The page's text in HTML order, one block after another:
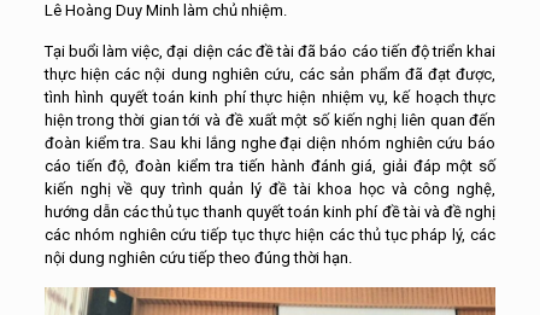
Lê Hoàng Duy Minh làm chủ nhiệm.
Tại buổi làm việc, đại diện các đề tài đã báo cáo tiến độ triển khai
thực hiện các nội dung nghiên cứu, các sản phẩm đã đạt được,
tình hình quyết toán kinh phí thực hiện nhiệm vụ, kế hoạch thực
hiện trong thời gian tới và đề xuất một số kiến nghị liên quan đến
đoàn kiểm tra. Sau khi lắng nghe đại diện nhóm nghiên cứu báo
cáo tiến độ, đoàn kiểm tra tiến hành đánh giá, giải đáp một số
kiến nghị về quy trình quản lý đề tài khoa học và công nghệ,
hướng dẫn các thủ tục thanh quyết toán kinh phí đề tài và đề nghị
các nhóm nghiên cứu tiếp tục thực hiện các thủ tục pháp lý, các
nội dung nghiên cứu tiếp theo đúng thời hạn.